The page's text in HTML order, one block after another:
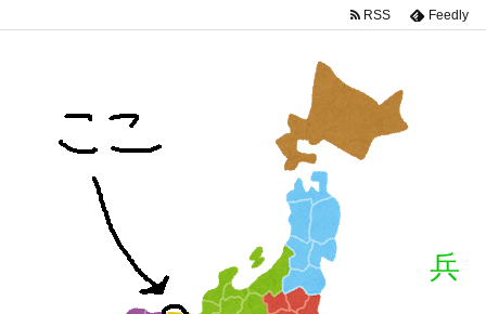
兵
RSS Feedly